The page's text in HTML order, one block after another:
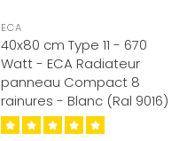
ECA
40x80 cm Type 11 - 670
Watt - ECA Radiateur
panneau Compact 8
rainures - Blanc (Ral 9016)